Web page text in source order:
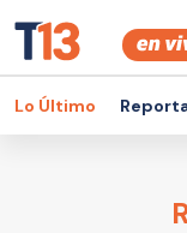
Lo Último